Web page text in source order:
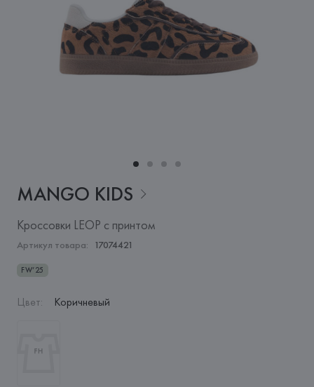
MANGO KIDS
Кроссовки LEOP с принтом
Артикул товара: 17074421
FW’25
Цвет: Коричневый